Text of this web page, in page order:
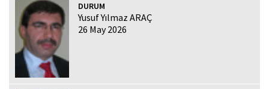
DURUM
Yusuf Yılmaz ARAÇ
26 May 2026